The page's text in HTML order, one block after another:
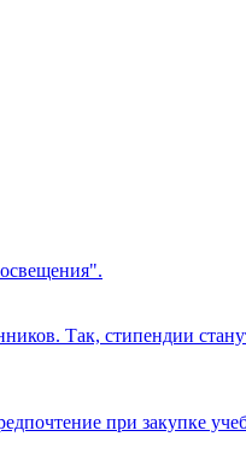
Так, стипендии
при закупке